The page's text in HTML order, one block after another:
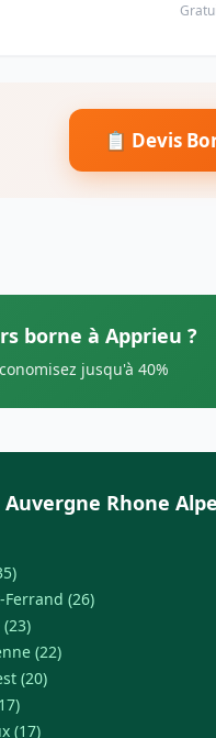
📋 Devis
borne à Apprieu ?
jusqu'à 40%
Auvergne Rhone
(26)
(22)
(20)
(17)